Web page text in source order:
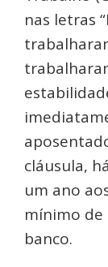
nas letras
cláusula,
um ano
mínimo de
banco.